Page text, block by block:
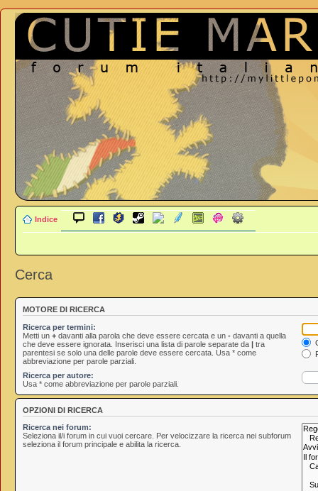
Indice
Cerca
MOTORE DI RICERCA
Ricerca per termini:
Metti un + davanti alla parola che deve essere cercata e un - davanti a quella
che deve essere ignorata. Inserisci una lista di parole separate da | tra
parentesi se solo una delle parole deve essere cercata. Usa * come
abbreviazione per parole parziali.
Ricerca per autore:
Usa * come abbreviazione per parole parziali.
OPZIONI DI RICERCA
Ricerca nei forum:
Seleziona il/i forum in cui vuoi cercare. Per velocizzare la ricerca nei subforum
seleziona il forum principale e abilita la ricerca.